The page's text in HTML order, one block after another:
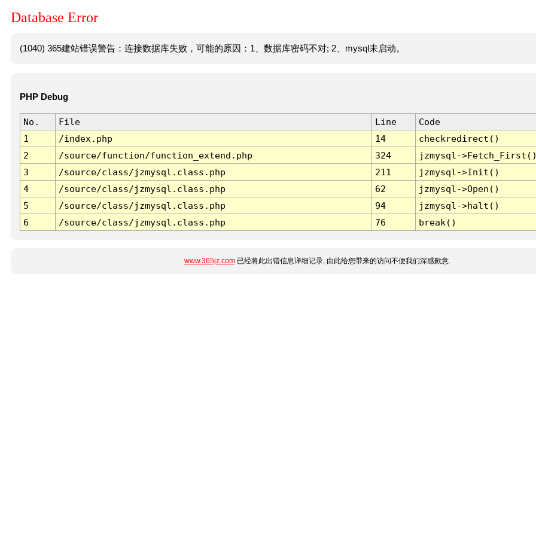
Database Error
(1040) 365建站错误警告：连接数据库失败，可能的原因：1、数据库密码不对; 2、mysql未启动。
PHP Debug
No. File Line
Code
1
/index.php 14
checkredirect()
2
/source/function/function_extend.php 324
jzmysql-
3
/source/class/jzmysql.class.php 211
jzmysql->Init()
4
/source/class/jzmysql.class.php 62
jzmysql->Open()
5
/source/class/jzmysql.class.php 94
jzmysql->halt()
6
/source/class/jzmysql.class.php 76 break()
www.365jz.com已经将此出错信息详细记录, 由此给您带来的访问不便我们深感歉意.